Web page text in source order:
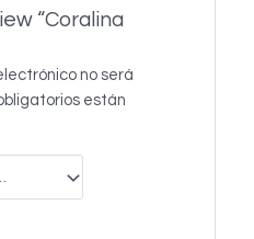
“Coralina
no será
están